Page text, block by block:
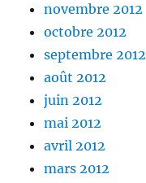
novembre 2012
octobre 2012
septembre 2012
août 2012
juin 2012
mai 2012
avril 2012
mars 2012